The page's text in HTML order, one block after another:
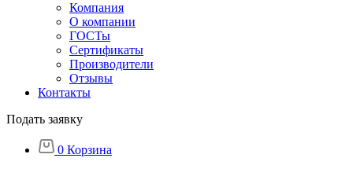
Компания
О компании
ГОСТы
Сертификаты
Производители
Отзывы
Контакты
Подать заявку
0 Корзина